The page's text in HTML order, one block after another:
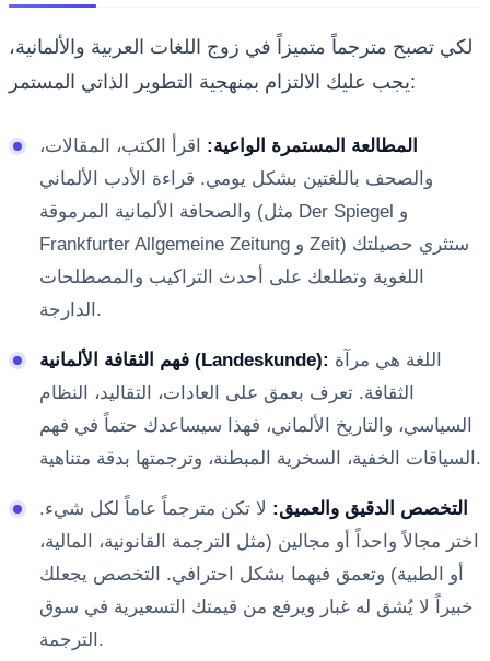
لكي تصبح مترجماً متميزاً في زوج اللغات العربية والألمانية،
يجب عليك الالتزام بمنهجية التطوير الذاتي المستمر:
المطالعة المستمرة الواعية: اقرأ الكتب، المقالات،
والصحف باللغتين بشكل يومي. قراءة الأدب الألماني
والصحافة الألمانية المرموقة (مثل Der Spiegel و
Frankfurter Allgemeine Zeitung و Zeit) ستثري حصيلتك
اللغوية وتطلعك على أحدث التراكيب والمصطلحات
الدارجة.
فهم الثقافة الألمانية (Landeskunde):
الثقافة. تعرف بعمق على العادات، التقاليد، النظام
السياسي، والتاريخ الألماني، فهذا سيساعدك حتماً في فهم
السياقات الخفية، السخرية المبطنة، وترجمتها بدقة متناهية.
التخصص الدقيق والعميق: لا تكن مترجماً عاماً لكل شيء.
اختر مجالاً واحداً أو مجالين (مثل الترجمة القانونية، المالية،
أو الطبية) وتعمق فيهما بشكل احترافي. التخصص يجعلك
خبيراً لا يُشق له غبار ويرفع من قيمتك التسعيرية في سوق
الترجمة.